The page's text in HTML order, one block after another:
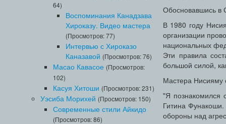
64)
Воспоминания Канадзава
Хироказу. Видео мастера
(Просмотров: 77)
Интервью с Хироказо
Каназавой (Просмотров: 76)
Масао Кавасое (Просмотров:
102)
Касуя Хитоши (Просмотров: 231)
Уэсиба Морихей (Просмотров: 150)
Современные стили Айкидо
(Просмотров: 86)
Обосновавшись в
В 1980 году
организации
национальных
Эти правила
большой силой,
Мастера Нисияму
"Я познакомился
Гитина
обороны над